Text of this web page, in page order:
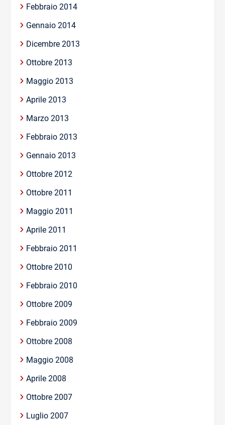
Febbraio 2014
Gennaio 2014
Dicembre 2013
Ottobre 2013
Maggio 2013
Aprile 2013
Marzo 2013
Febbraio 2013
Gennaio 2013
Ottobre 2012
Ottobre 2011
Maggio 2011
Aprile 2011
Febbraio 2011
Ottobre 2010
Febbraio 2010
Ottobre 2009
Febbraio 2009
Ottobre 2008
Maggio 2008
Aprile 2008
Ottobre 2007
Luglio 2007